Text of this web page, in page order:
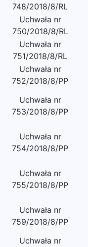
748/2018/8/RL
Uchwała nr
750/2018/8/RL
Uchwała nr
751/2018/8/RL
Uchwała nr
752/2018/8/PP
Uchwała nr
753/2018/8/PP
Uchwała nr
754/2018/8/PP
Uchwała nr
755/2018/8/PP
Uchwała nr
759/2018/8/PP
Uchwała nr